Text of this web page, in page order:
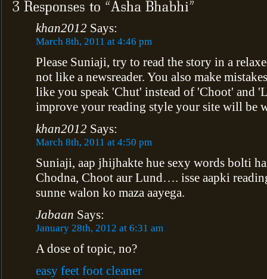
khan2012 Says:
March 8th, 2011 at 4:46 pm
Please Suniaji, try to read the story in a
not like a newsreader. You also make
like you speak 'Chut' instead of 'Choot' and
improve your reading style your site will be
khan2012 Says:
March 8th, 2011 at 4:50 pm
Suniaji, aap jhijhakte hue sexy words bolti
Chodna, Choot aur Lund…. isse aapki
sunne walon ko maza aayega.
Jabaan Says:
January 28th, 2012 at 6:31 am
A dose of topic, no?
easy feet foot cleaner